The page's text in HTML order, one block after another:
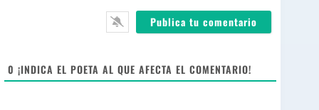
0 ¡INDICA EL POETA AL QUE AFECTA EL COMENTARIO!